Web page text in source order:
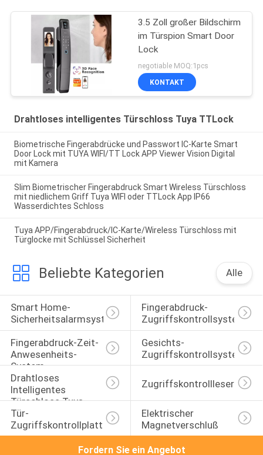
3.5 Zoll großer Bildschirm
im Türspion Smart Door
Lock
negotiable MOQ:1pcs
KONTAKT
Drahtloses intelligentes Türschloss Tuya TTLock
Biometrische Fingerabdrücke und Passwort IC-Karte Smart
Door Lock mit TUYA WIFI/TT Lock APP Viewer Vision Digital
mit Kamera
Slim Biometrischer Fingerabdruck Smart Wireless Türschloss
mit niedlichem Griff Tuya WIFI oder TTLock App IP66
Wasserdichtes Schloss
Tuya APP/Fingerabdruck/IC-Karte/Wireless Türschloss mit
Türglocke mit Schlüssel Sicherheit
Beliebte Kategorien Alle
Smart Home-
Sicherheitsalarmsystem
Fingerabdruck-
Zugriffskontrollsystem
Fingerabdruck-Zeit-
Anwesenheits-
System
Gesichts-
Zugriffskontrollsystem
Drahtloses
Intelligentes
Türschloss Tuya
TTLock
Zugriffskontrollleser
Tür-
Zugriffskontrollplatte
Elektrischer
Magnetverschluß
Fordern Sie ein Angebot